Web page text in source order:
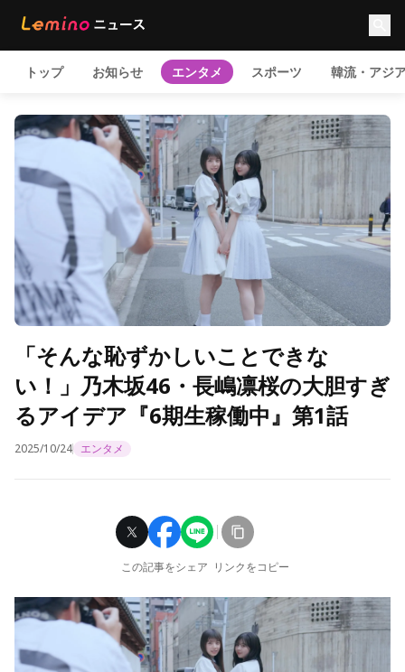
トップ お知らせ エンタメ スポーツ 韓流・アジ
「そんな恥ずかしいことできな
い！」乃木坂46・長嶋凛桜の大胆すぎ
るアイデア『6期生稼働中』第1話
2025/10/24 エンタメ
この記事をシェア リンクをコピー